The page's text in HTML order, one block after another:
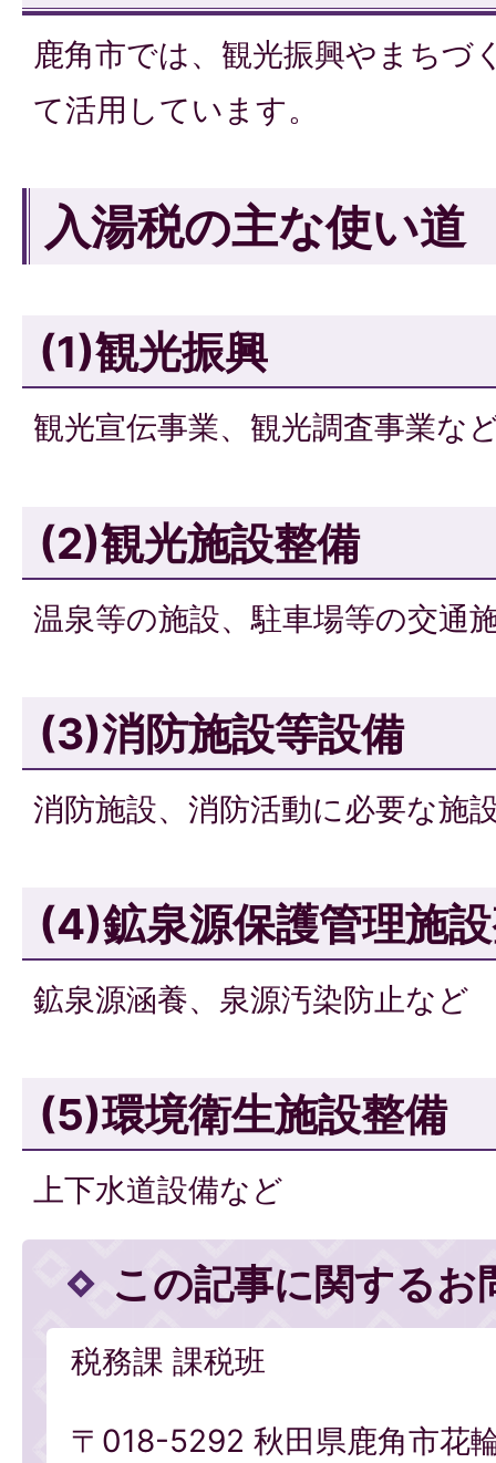
鹿角市では、観光振興やまちづ
て活用しています。
入湯税の主な使い道
(1)観光振興
観光宣伝事業、観光調査事業な
(2)観光施設整備
温泉等の施設、駐車場等の交通
(3)消防施設等設備
消防施設、消防活動に必要な施
(4)鉱泉源保護管理施
鉱泉源涵養、泉源汚染防止など
(5)環境衛生施設整備
上下水道設備など
この記事に関するお
税務課 課税班
〒018-5292 秋田県鹿角市花